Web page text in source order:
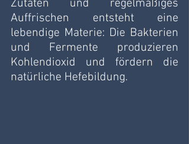
Zutaten und regelmäßiges
Auffrischen entsteht eine
lebendige Materie: Die Bakterien
und Fermente produzieren
Kohlendioxid und fördern die
natürliche Hefebildung.